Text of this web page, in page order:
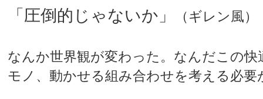
「圧倒的じゃないか」 （ギレン風）
なんか世界観が変わった。なんだこの
モノ、動かせる組み合わせを考える必